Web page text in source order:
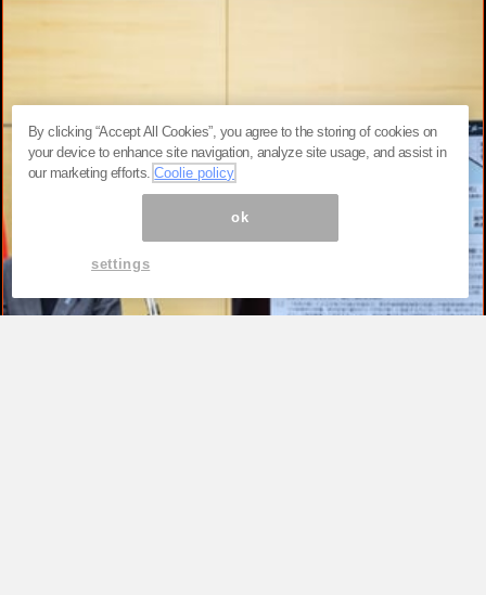
By clicking “Accept All Cookies”, you agree to the storing of cookies on
your device to enhance site navigation, analyze site usage, and assist in
our marketing efforts.Coolie policy
ok
settings